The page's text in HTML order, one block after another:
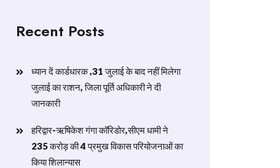
Recent Posts
ध्यान दें कार्डधारक ,31 जुलाई के बाद नहीं मिलेगा
जुलाई का राशन, जिला पूर्ति अधिकारी ने दी
जानकारी
हरिद्वार-ऋषिकेश गंगा कॉरिडोर,सीएम धामी ने
235 करोड़ की 4 प्रमुख विकास परियोजनाओं का
किया शिलान्यास